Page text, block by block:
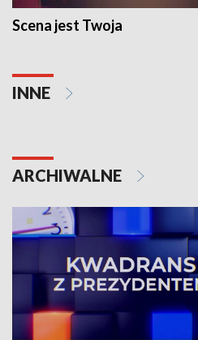
Scena jest Twoja
INNE
ARCHIWALNE